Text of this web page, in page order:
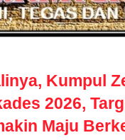
Kumpul
2026,
Maju